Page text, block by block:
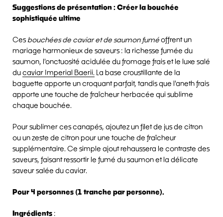
Suggestions de présentation : Créer la bouchée
sophistiquée ultime
Ces bouchées de caviar et de saumon fuméoffrent un
mariage harmonieux de saveurs : la richesse fumée du
saumon, l'onctuosité acidulée du fromage frais et le luxe salé
ducaviar Imperial Baerii. La base croustillante de la
baguette apporte un croquant parfait, tandis que l'aneth frais
apporte une touche de fraîcheur herbacée qui sublime
chaque bouchée.
Pour sublimer ces canapés, ajoutez un filet de jus de citron
ou un zeste de citron pour une touche de fraîcheur
supplémentaire. Ce simple ajout rehaussera le contraste des
saveurs, faisant ressortir le fumé du saumon et la délicate
saveur salée du caviar.
Pour 4 personnes (1 tranche par personne).
Ingrédients :